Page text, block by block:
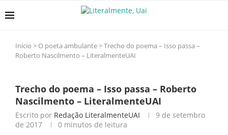
Início > O poeta ambulante>Trecho do poema – Isso passa –
Roberto Nascilmento – LiteralmenteUAI
Trecho do poema – Isso passa – Roberto
Nascilmento – LiteralmenteUAI
Escrito por Redação LiteralmenteUAI
9 de setembro
de 2017
0 minutos de leitura